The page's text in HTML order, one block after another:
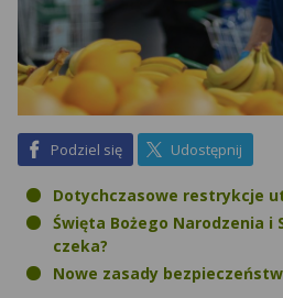
Podziel sięna FacebookUdostępnij
Dotychczasowe restrykcje
Święta Bożego Narodzenia i
czeka?
Nowe zasady
Więcej informacji na temat
zewnętrznych w naszym serwisie
Serwisu